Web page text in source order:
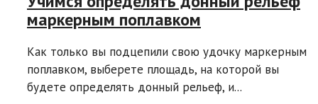
маркерным поплавком
Как только вы подцепили свою удочку маркерным
поплавком, выберете площадь, на которой вы
будете определять донный рельеф, и...